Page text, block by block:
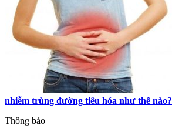
nhiễm trùng đường tiêu hóa như thế nào?
Thông báo